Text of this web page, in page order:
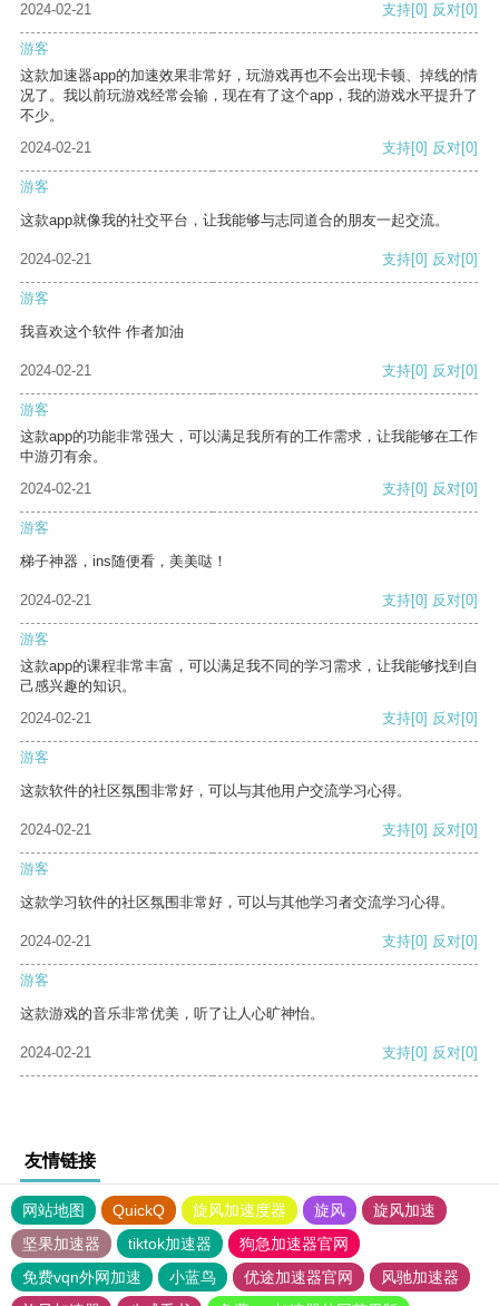
2024-02-21
支持[0] 反对[0]
游客
这款加速器app的加速效果非常好，玩游戏再也不会出现卡顿、掉线的情
况了。我以前玩游戏经常会输，现在有了这个app，我的游戏水平提升了
不少。
2024-02-21
支持[0] 反对[0]
游客
这款app就像我的社交平台，让我能够与志同道合的朋友一起交流。
2024-02-21 支持[0] 反对[0]
游客
我喜欢这个软件 作者加油
2024-02-21 支持[0] 反对[0]
游客
这款app的功能非常强大，可以满足我所有的工作需求，让我能够在工作
中游刃有余。
2024-02-21
支持[0] 反对[0]
游客
梯子神器，ins随便看，美美哒！
2024-02-21 支持[0] 反对[0]
游客
这款app的课程非常丰富，可以满足我不同的学习需求，让我能够找到自
己感兴趣的知识。
2024-02-21
支持[0] 反对[0]
游客
这款软件的社区氛围非常好，可以与其他用户交流学习心得。
2024-02-21 支持[0] 反对[0]
游客
这款学习软件的社区氛围非常好，可以与其他学习者交流学习心得。
2024-02-21 支持[0] 反对[0]
游客
这款游戏的音乐非常优美，听了让人心旷神怡。
2024-02-21 支持[0] 反对[0]
友情链接
网站地图 QuickQ 旋风加速度器 旋风
旋风加速
坚果加速器
tiktok加速器
狗急加速器官网
免费vqn外网加速
小蓝鸟 优途加速器官网
风驰加速器